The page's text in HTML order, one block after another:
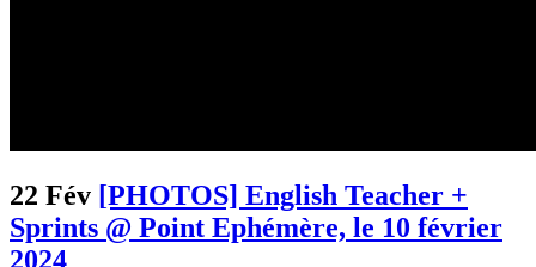
22 Fév [PHOTOS] English Teacher +
Sprints @ Point Ephémère, le 10 février
2024